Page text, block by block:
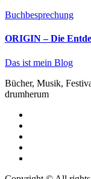
Buchbesprechung
ORIGIN – Die
Das ist mein Blog
Bücher, Musik,
drumherum